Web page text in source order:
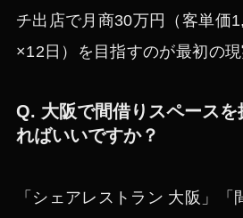
チ出店で月商30万円（客単価
×12日）を目指すのが最初の現
Q. 大阪で間借りスペース
ればいいですか？
「シェアレストラン 大阪」「